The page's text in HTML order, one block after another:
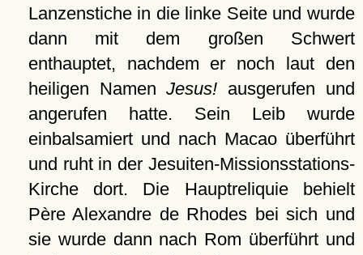
Lanzenstiche in die linke Seite und wurde
dann mit dem großen Schwert
enthauptet, nachdem er noch laut den
heiligen NamenJesus! ausgerufen und
angerufen hatte. Sein Leib wurde
einbalsamiert und nach Macao überführt
und ruht in der Jesuiten-Missionsstations-
Kirche dort. Die Hauptreliquie behielt
Père Alexandre de Rhodes bei sich und
sie wurde dann nach Rom überführt und